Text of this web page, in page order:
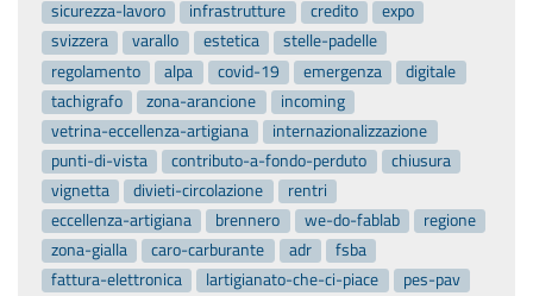
sicurezza-lavoro
infrastrutture credito
expo
svizzera
varallo estetica
stelle-padelle
regolamento
alpa covid-19 emergenza
digitale
tachigrafo
zona-arancione
incoming
vetrina-eccellenza-artigiana
internazionalizzazione
punti-di-vista
contributo-a-fondo-perduto
chiusura
vignetta
divieti-circolazione
rentri
eccellenza-artigiana
brennero we-do-fablab
regione
zona-gialla
caro-carburante adr
fsba
fattura-elettronica
lartigianato-che-ci-piace
pes-pav